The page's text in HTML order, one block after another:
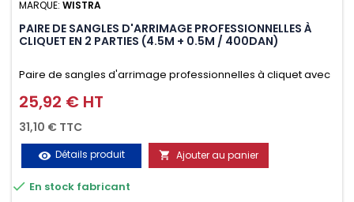
MARQUE: WISTRA
PAIRE DE SANGLES D'ARRIMAGE PROFESSIONNELLES À
CLIQUET EN 2 PARTIES (4.5M + 0.5M / 400DAN)
Paire de sangles d'arrimage professionnelles à cliquet avec
crochet en 2 parties (4.5M + 0.5M / 400daN), simple et rapide
d'utilisation. Permet d'arrimer et de sécuriser
vos chargements pendant le transport. Matière polyester
très résistante aux UV et aux variations de températures,
n'absorbe pas l'eau.
Prix
25,92 € HT
31,10 € TTC
visibility Détails produit  Ajouter au panier
 En stock fabricant